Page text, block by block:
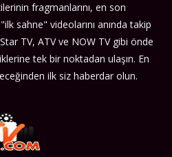
fragmanlarını, en son
sahne" videolarını anında takip
TV, ATV ve NOW TV gibi önde
tek bir noktadan ulaşın. En
ilk siz haberdar olun.